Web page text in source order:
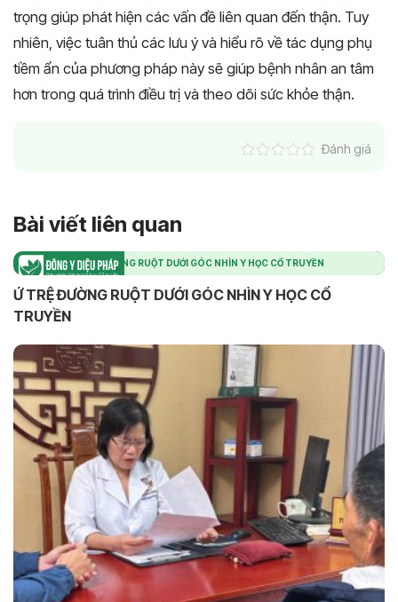
trọng giúp phát hiện các vấn đề liên quan đến thận. Tuy
nhiên, việc tuân thủ các lưu ý và hiểu rõ về tác dụng phụ
tiềm ẩn của phương pháp này sẽ giúp bệnh nhân an tâm
hơn trong quá trình điều trị và theo dõi sức khỏe thận.
Đánh giá
Bài viết liên quan
Ứ TRỆ ĐƯỜNG RUỘT DƯỚI GÓC NHÌN Y HỌC CỔ TRUYỀN
Ứ TRỆ ĐƯỜNG RUỘT DƯỚI GÓC NHÌN Y HỌC CỔ
TRUYỀN